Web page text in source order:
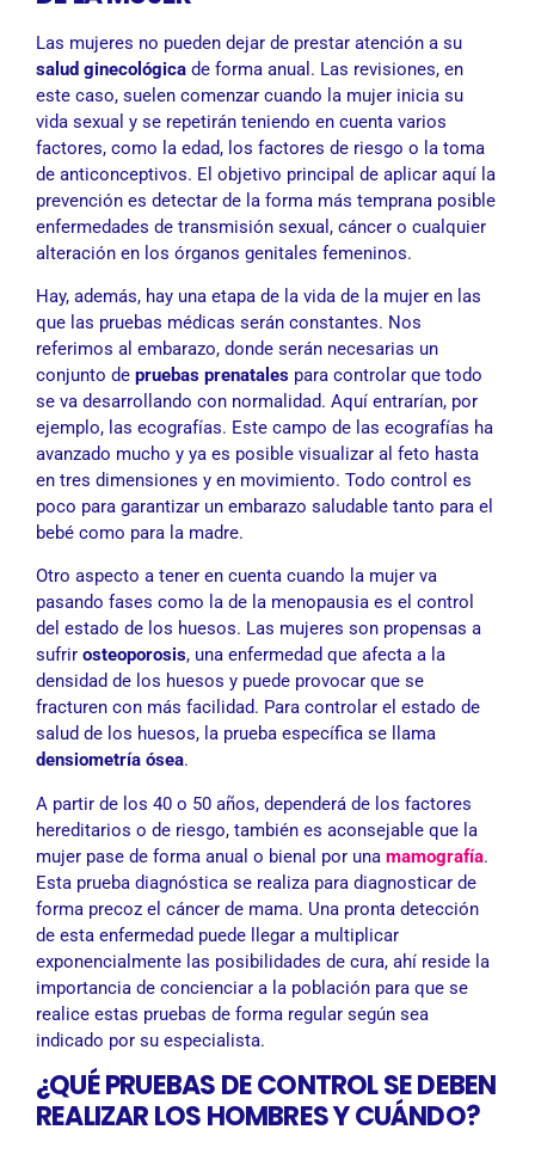
Las mujeres no pueden dejar de prestar atención a su
salud ginecológica de forma anual. Las revisiones, en
este caso, suelen comenzar cuando la mujer inicia su
vida sexual y se repetirán teniendo en cuenta varios
factores, como la edad, los factores de riesgo o la toma
de anticonceptivos. El objetivo principal de aplicar aquí la
prevención es detectar de la forma más temprana posible
enfermedades de transmisión sexual, cáncer o cualquier
alteración en los órganos genitales femeninos.
Hay, además, hay una etapa de la vida de la mujer en las
que las pruebas médicas serán constantes. Nos
referimos al embarazo, donde serán necesarias un
conjunto de pruebas prenatales para controlar que todo
se va desarrollando con normalidad. Aquí entrarían, por
ejemplo, las ecografías. Este campo de las ecografías ha
avanzado mucho y ya es posible visualizar al feto hasta
en tres dimensiones y en movimiento. Todo control es
poco para garantizar un embarazo saludable tanto para el
bebé como para la madre.
Otro aspecto a tener en cuenta cuando la mujer va
pasando fases como la de la menopausia es el control
del estado de los huesos. Las mujeres son propensas a
sufrir osteoporosis, una enfermedad que afecta a la
densidad de los huesos y puede provocar que se
fracturen con más facilidad. Para controlar el estado de
salud de los huesos, la prueba específica se llama
densiometría ósea.
A partir de los 40 o 50 años, dependerá de los factores
hereditarios o de riesgo, también es aconsejable que la
mujer pase de forma anual o bienal por una mamografía.
Esta prueba diagnóstica se realiza para diagnosticar de
forma precoz el cáncer de mama. Una pronta detección
de esta enfermedad puede llegar a multiplicar
exponencialmente las posibilidades de cura, ahí reside la
importancia de concienciar a la población para que se
realice estas pruebas de forma regular según sea
indicado por su especialista.
¿QUÉ PRUEBAS DE CONTROL SE DEBEN
REALIZAR LOS HOMBRES Y CUÁNDO?